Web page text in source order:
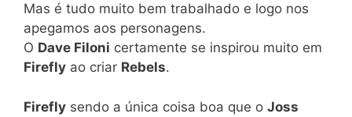
Mas é tudo muito bem trabalhado e logo nos
apegamos aos personagens.
O Dave Filoni certamente se inspirou muito em
Firefly ao criar Rebels.
Firefly sendo a única coisa boa que o Joss